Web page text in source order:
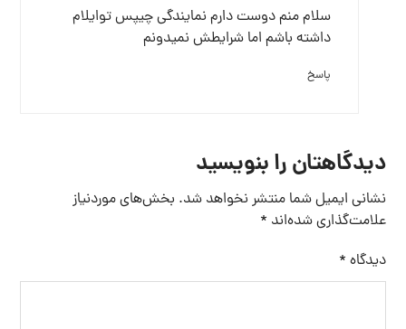
سلام منم دوست دارم نمایندگی چیپس توایلام
داشته باشم اما شرایطش نمیدونم
پاسخ
دیدگاهتان را بنویسید
نشانی ایمیل شما منتشر نخواهد شد. بخش‌های موردنیاز
علامت‌گذاری شده‌اند *
دیدگاه *